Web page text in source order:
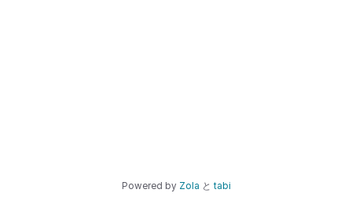
Powered by Zola と tabi